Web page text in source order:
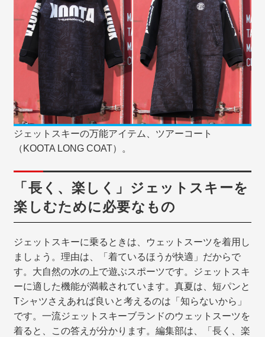
ジェットスキーの万能アイテム、ツアーコート
（KOOTA LONG COAT）。
「長く、楽しく」ジェットスキーを
楽しむために必要なもの
ジェットスキーに乗るときは、ウェットスーツを着用し
ましょう。理由は、「着ているほうが快適」だからで
す。大自然の水の上で遊ぶスポーツです。ジェットスキ
ーに適した機能が満載されています。真夏は、短パンと
Tシャツさえあれば良いと考えるのは「知らないから」
です。一流ジェットスキーブランドのウェットスーツを
着ると、この答えが分かります。編集部は、「長く、楽